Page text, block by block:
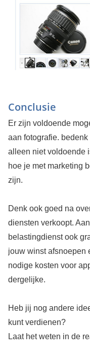
Conclusie
Er zijn voldoende
aan fotografie.
alleen niet voldoende
hoe je met marketing
zijn.
Denk ook goed na
diensten verkoopt.
belastingdienst ook
jouw winst afsnoepen
nodige kosten voor
dergelijke.
Heb jij nog andere
kunt verdienen?
Laat het weten in de